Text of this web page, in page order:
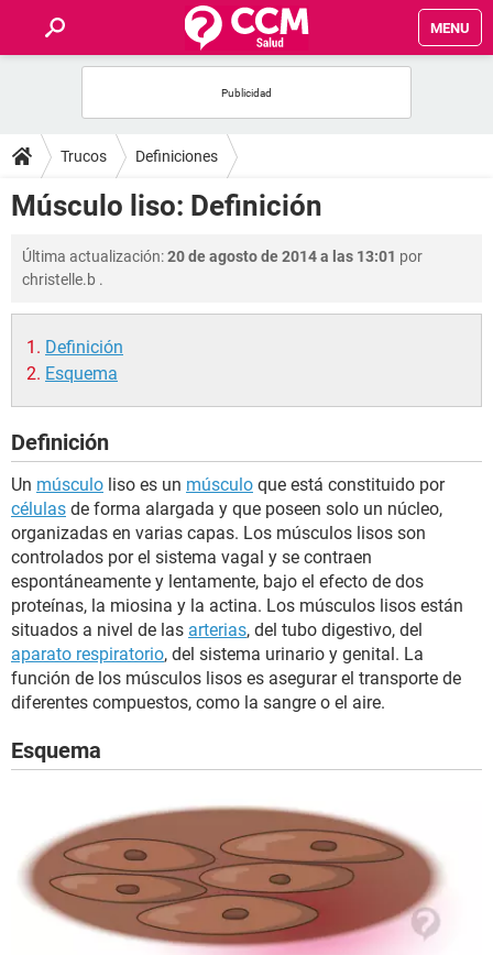
MENU
FOROS
SALUD
FAMILIA
NUTRICIÓN
BIENESTAR
GLOSARIO
Trucos Definiciones
Músculo liso: Definición
Última actualización:20 de agosto de 2014 a las 13:01 por
christelle.b .
Definición
Esquema
Definición
Un músculo liso es un músculo que está constituido por
células de forma alargada y que poseen solo un núcleo,
organizadas en varias capas. Los músculos lisos son
controlados por el sistema vagal y se contraen
espontáneamente y lentamente, bajo el efecto de dos
proteínas, la miosina y la actina. Los músculos lisos están
situados a nivel de las arterias, del tubo digestivo, del
aparato respiratorio, del sistema urinario y genital. La
función de los músculos lisos es asegurar el transporte de
diferentes compuestos, como la sangre o el aire.
Esquema